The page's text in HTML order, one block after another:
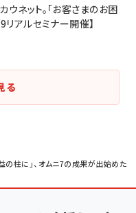
の柱に」、オムニ7の成果が出始めた
ネット。「お客さまのお困
リアルセミナー開催】
る